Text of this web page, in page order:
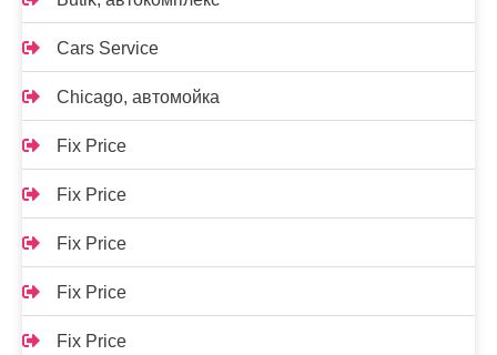
Cars Service
Chicago, автомойка
Fix Price
Fix Price
Fix Price
Fix Price
Fix Price